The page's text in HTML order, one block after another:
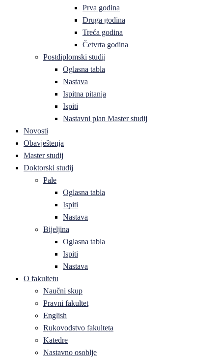
Prva godina
Druga godina
Treća godina
Četvrta godina
Postdiplomski studij
Oglasna tabla
Nastava
Ispitna pitanja
Ispiti
Nastavni plan Master studij
Novosti
Obavještenja
Master studij
Doktorski studij
Pale
Oglasna tabla
Ispiti
Nastava
Bijeljina
Oglasna tabla
Ispiti
Nastava
O fakultetu
Naučni skup
Pravni fakultet
English
Rukovodstvo fakulteta
Katedre
Nastavno osoblje